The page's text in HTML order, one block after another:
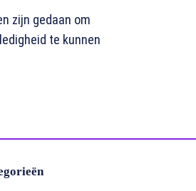
zijn gedaan om
te kunnen